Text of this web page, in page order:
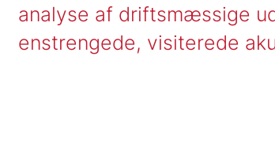
analyse af driftsmæssige
enstrengede, visiterede